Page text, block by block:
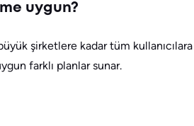
uygun?
şirketlere kadar tüm kullanıcılara
farklı planlar sunar.